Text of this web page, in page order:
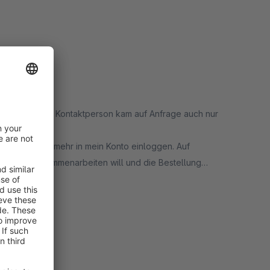
von meiner Kontaktperson kam auf Anfrage auch nur
aber nicht mehr in mein Konto einloggen. Auf
nicht zusammenarbeiten will und die Bestellung